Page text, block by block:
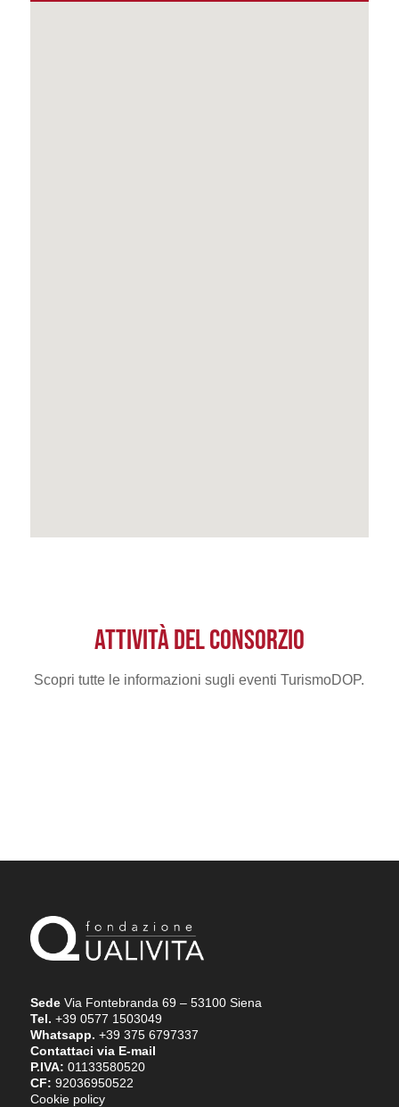
ATTIVITÀ DEL CONSORZIO
Scopri tutte le informazioni sugli eventi TurismoDOP.
SedeVia Fontebranda 69 – 53100 Siena
Tel. +39 0577 1503049
Whatsapp. +39 375 6797337
Contattaci via E-mail
P.IVA: 01133580520
CF: 92036950522
Cookie policy